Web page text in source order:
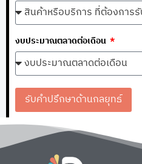
งบประมาณตลาดต่อเดือน
รับคำปรึกษาด้านกลยุทธ์